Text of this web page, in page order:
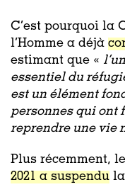
C’est pourquoi la
l’Homme a déjà
estimant que «
essentiel du
est un élément
personnes qui ont
reprendre une vie
Plus récemment,
2021 a suspendu